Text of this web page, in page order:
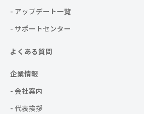
- アップデート一覧
- サポートセンター
よくある質問
企業情報
- 会社案内
- 代表挨拶